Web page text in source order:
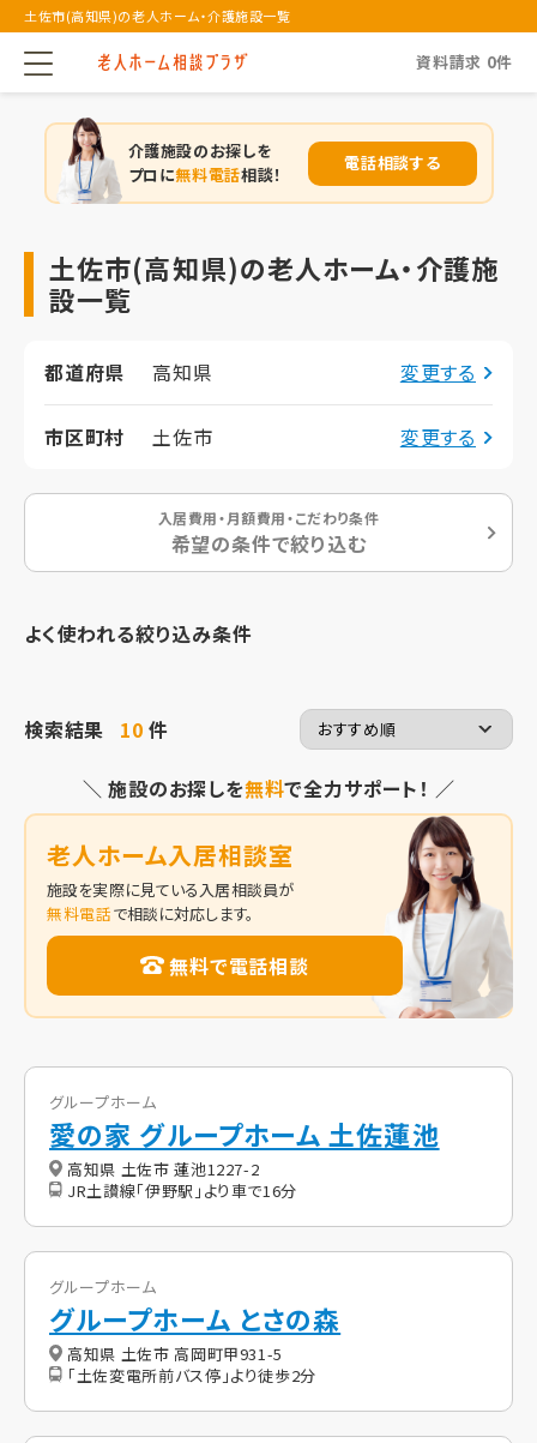
土佐市(高知県)の老人ホーム・介護施設一覧
資料請求 0件
介護施設のお探しを
プロに無料電話相談！
電話相談する
土佐市(高知県)の老人ホーム・介護施
設一覧
都道府県 高知県 変更する
市区町村 土佐市 変更する
入居費用・月額費用・こだわり条件
希望の条件で絞り込む
よく使われる絞り込み条件
検索結果 10件
＼ 施設のお探しを無料で全力サポート！ ／
老人ホーム入居相談室
施設を実際に見ている入居相談員が
無料電話で相談に対応します。
無料で電話相談
グループホーム
愛の家 グループホーム 土佐蓮池
高知県 土佐市 蓮池1227-2
JR土讃線「伊野駅」より車で16分
グループホーム
グループホーム とさの森
高知県 土佐市 高岡町甲931-5
「土佐変電所前バス停」より徒歩2分